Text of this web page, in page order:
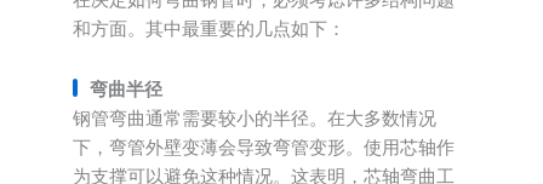
和方面。其中最重要的几点如下：
弯曲半径
钢管弯曲通常需要较小的半径。在大多数情况
下，弯管外壁变薄会导致弯管变形。使用芯轴作
为支撑可以避免这种情况。这表明，芯轴弯曲工